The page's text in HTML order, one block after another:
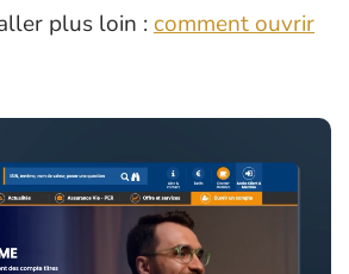
plus loin : comment ouvrir